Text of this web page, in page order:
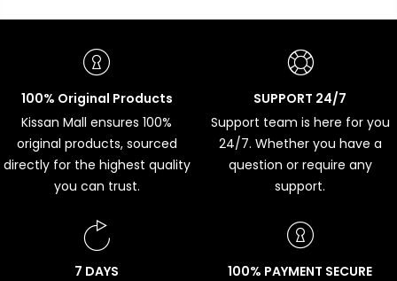
100% Original Products
Kissan Mall ensures 100%
original products, sourced
directly for the highest quality
you can trust.
SUPPORT 24/7
Support team is here for you
24/7. Whether you have a
question or require any
support.
7 DAYS
100% PAYMENT SECURE